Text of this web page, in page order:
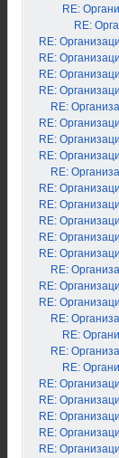
RE:
RE:
RE:
RE:
RE:
RE:
RE:
RE:
RE:
RE:
RE:
RE:
RE:
RE:
RE:
RE:
RE:
RE:
RE:
RE:
RE:
RE:
RE:
RE:
RE:
RE:
RE:
RE: